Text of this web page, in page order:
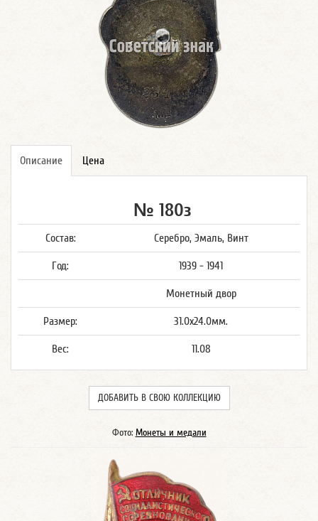
Описание Цена
№ 180з
Состав: Серебро, Эмаль, Винт
Год: 1939 - 1941
Монетный двор
Размер: 31.0x24.0мм.
Вес: 11.08
ДОБАВИТЬ В СВОЮ КОЛЛЕКЦИЮ
Фото: Монеты и медали